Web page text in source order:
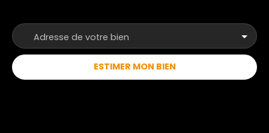
de 8h00 à 19h00, sans interruption. ANP
Adresse de votre bien
ESTIMER MON BIEN